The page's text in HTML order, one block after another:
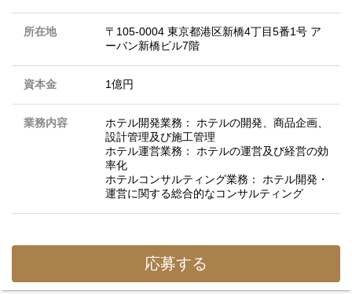
所在地
〒105-0004 東京都港区新橋4丁目5番1号 ア
ーバン新橋ビル7階
資本金 1億円
業務内容
ホテル開発業務： ホテルの開発、商品企画、
設計管理及び施工管理
ホテル運営業務： ホテルの運営及び経営の効
率化
ホテルコンサルティング業務： ホテル開発・
運営に関する総合的なコンサルティング
応募する